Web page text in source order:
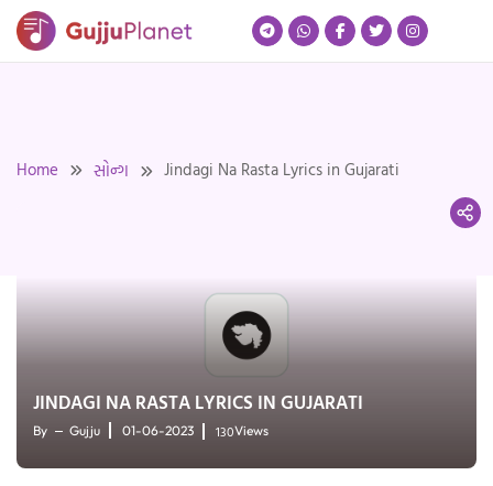
Skip
Home સોન્ગ Jindagi Na Rasta Lyrics in Gujarati
JINDAGI NA RASTA LYRICS IN GUJARATI
By Gujju 01-06-2023 130Views